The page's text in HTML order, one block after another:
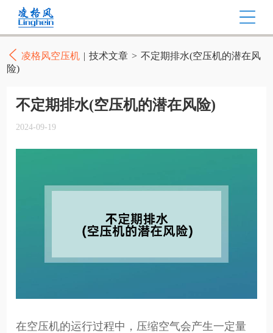
凌格风空压机 | 技术文章 > 不定期排水(空压机的潜在风
险)
不定期排水(空压机的潜在风险)
2024-09-19
在空压机的运行过程中，压缩空气会产生一定量